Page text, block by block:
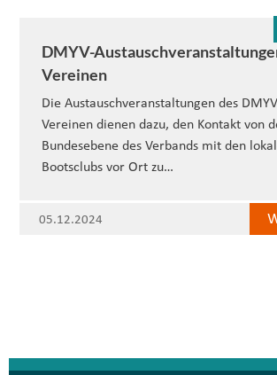
DMYV-
Vereinen
Die Austauschveranstaltungen des
Vereinen dienen dazu, den Kontakt von
Bundesebene des Verbands mit den
Bootsclubs vor Ort zu…
05.12.2024